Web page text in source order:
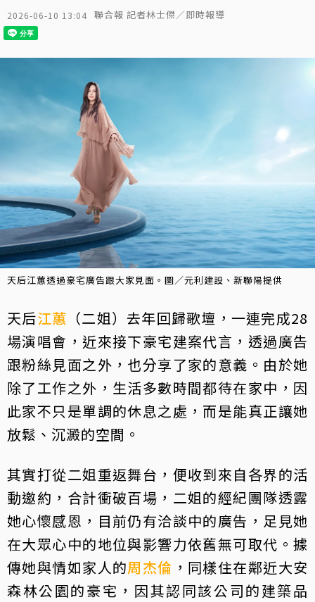
2026-06-10 13:04 聯合報 記者林士傑／即時報導
天后江蕙透過豪宅廣告跟大家見面。圖／元利建設、新聯陽提供
天后江蕙 （二姐）去年回歸歌壇，一連完成28
場演唱會，近來接下豪宅建案代言，透過廣告
跟粉絲見面之外，也分享了家的意義。由於她
除了工作之外，生活多數時間都待在家中，因
此家不只是單調的休息之處，而是能真正讓她
放鬆、沉澱的空間。
其實打從二姐重返舞台，便收到來自各界的活
動邀約，合計衝破百場，二姐的經紀團隊透露
她心懷感恩，目前仍有洽談中的廣告，足見她
在大眾心中的地位與影響力依舊無可取代。據
傳她與情如家人的周杰倫 ，同樣住在鄰近大安
森林公園的豪宅，因其認同該公司的建築品